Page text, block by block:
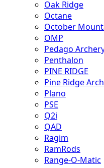
Oak Ridge
Octane
October
OMP
Pedago
Penthalon
PINE RIDGE
Pine Ridge
Plano
PSE
Q2i
QAD
Ragim
RamRods
Range-O-Matic